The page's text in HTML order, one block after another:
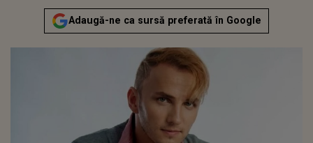
Adaugă-ne ca sursă preferată în Google